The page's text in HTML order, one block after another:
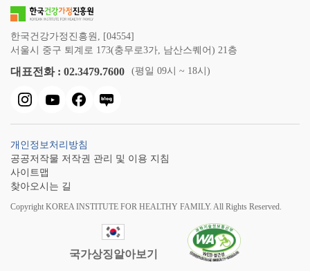
한국건강가정진흥원, [04554]
서울시 중구 퇴계로 173(충무로3가, 남산스퀘어) 21층
대표전화 : 02.3479.7600 (평일 09시 ~ 18시)
개인정보처리방침
공공저작물 저작권 관리 및 이용 지침
사이트맵
찾아오시는 길
Copyright KOREA INSTITUTE FOR HEALTHY FAMILY. All Rights Reserved.
국가상징알아보기